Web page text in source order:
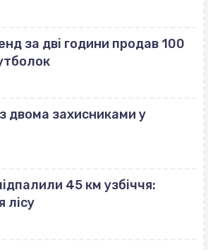
за дві години продав 100
двома захисниками у
45 км узбіччя:
лісу